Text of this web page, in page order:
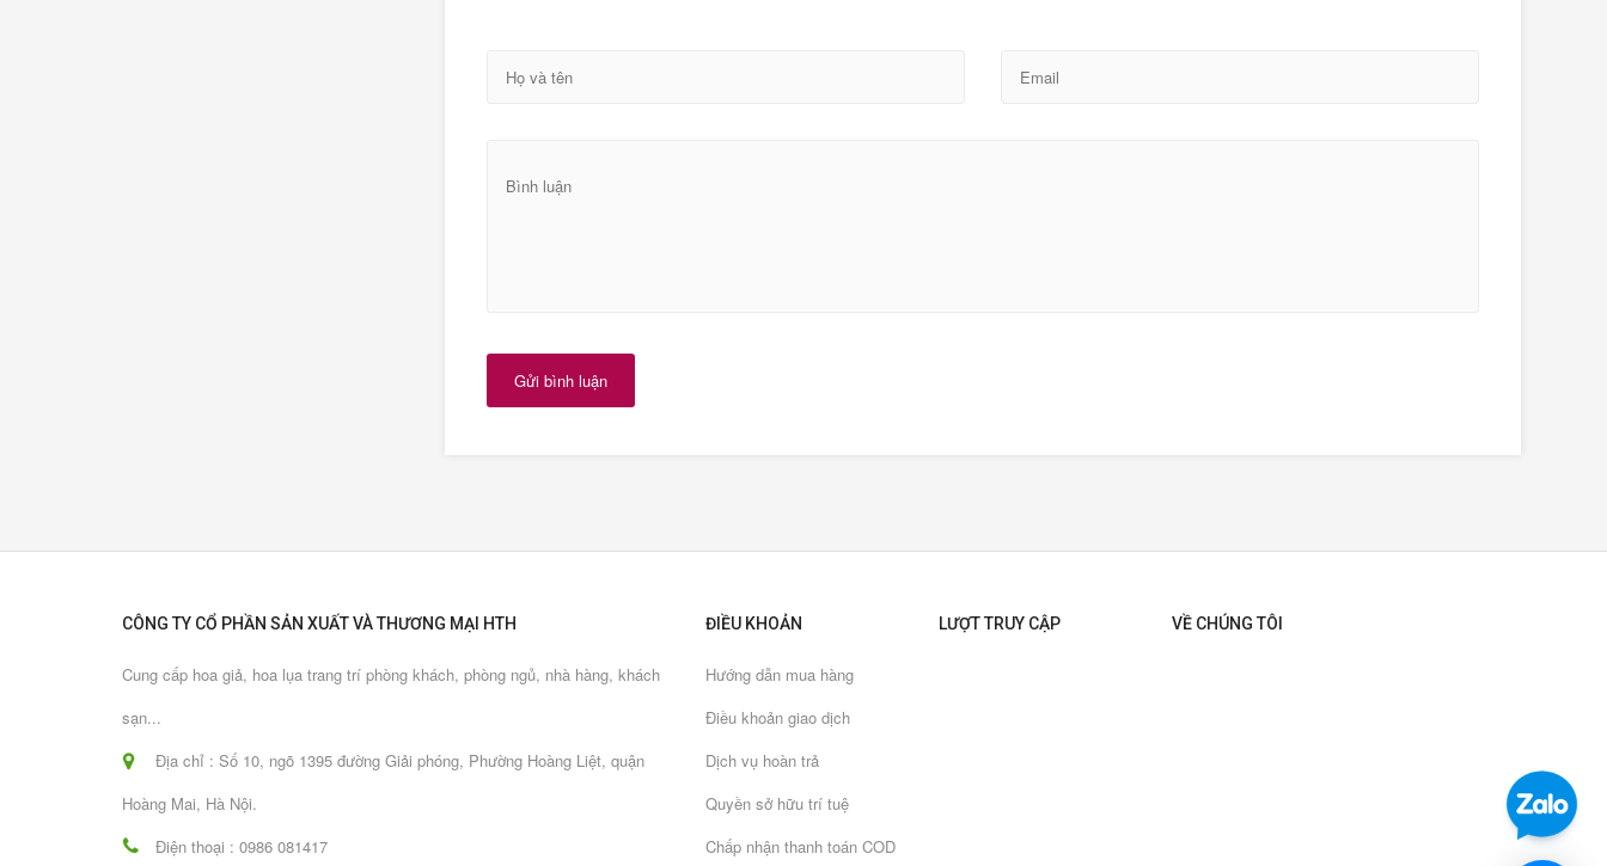
Gửi bình luận
CÔNG TY CỔ PHẦN SẢN XUẤT VÀ THƯƠNG MẠI HTH
Cung cấp hoa giả, hoa lụa trang trí phòng khách, phòng ngủ, nhà hàng, khách
sạn...
Địa chỉ : Số 10, ngõ 1395 đường Giải phóng, Phường Hoàng Liệt, quận
Hoàng Mai, Hà Nội.
Điện thoại : 0986 081417
ĐIỀU KHOẢN
Hướng dẫn mua hàng
Điều khoản giao dịch
Dịch vụ hoàn trả
Quyền sở hữu trí tuệ
Chấp nhận thanh toán COD
LƯỢT TRUY CẬP VỀ CHÚNG TÔI